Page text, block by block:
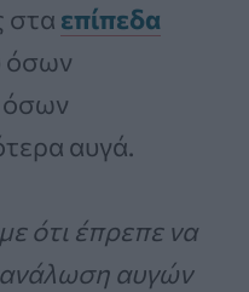
στα επίπεδα
όσων
όσων
αυγά.
ότι έπρεπε να
αυγών